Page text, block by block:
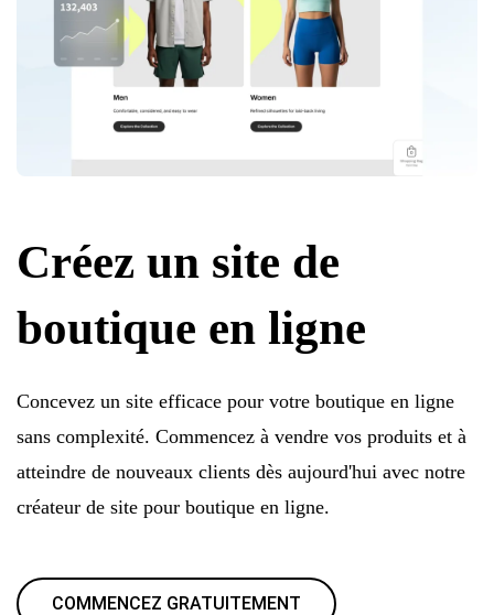
Créez un site de
boutique en ligne
Concevez un site efficace pour votre boutique en ligne
sans complexité. Commencez à vendre vos produits et à
atteindre de nouveaux clients dès aujourd'hui avec notre
créateur de site pour boutique en ligne.
COMMENCEZ GRATUITEMENT